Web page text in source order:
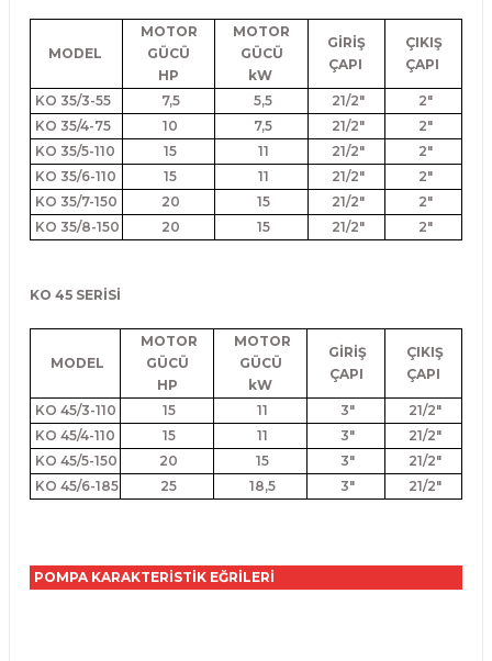
MODEL
MOTOR
GÜCÜ
HP
MOTOR
GÜCÜ
kW
GİRİŞ
ÇAPI
ÇIKIŞ
ÇAPI
KO 35/3-55 7,5 5,5 21/2"
2"
KO 35/4-75
10 7,5 21/2"
2"
KO 35/5-110
15 11 21/2"
2"
KO 35/6-110
15 11 21/2"
2"
KO 35/7-150
20 15 21/2"
2"
KO 35/8-150
20 15 21/2" 2"
KO 45 SERİSİ
MODEL
MOTOR
GÜCÜ
HP
MOTOR
GÜCÜ
kW
GİRİŞ
ÇAPI
ÇIKIŞ
ÇAPI
KO 45/3-110 15 11 3"
21/2"
KO 45/4-110
15 11 3"
21/2"
KO 45/5-150
20 15 3"
21/2"
KO 45/6-185
25 18,5 3" 21/2"
POMPA KARAKTERİSTİK EĞRİLERİ